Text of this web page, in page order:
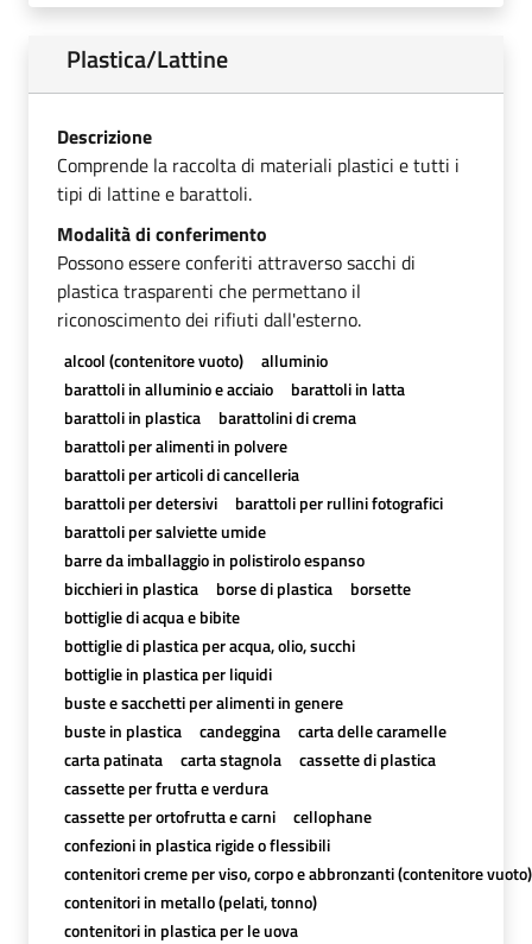
Plastica/Lattine
Descrizione
Comprende la raccolta di materiali plastici e tutti i
tipi di lattine e barattoli.
Modalità di conferimento
Possono essere conferiti attraverso sacchi di
plastica trasparenti che permettano il
riconoscimento dei rifiuti dall'esterno.
alcool (contenitore vuoto)
alluminio
barattoli in alluminio e acciaio
barattoli in latta
barattoli in plastica
barattolini di crema
barattoli per alimenti in polvere
barattoli per articoli di cancelleria
barattoli per detersivi
barattoli per rullini fotografici
barattoli per salviette umide
barre da imballaggio in polistirolo espanso
bicchieri in plastica
borse di plastica
borsette
bottiglie di acqua e bibite
bottiglie di plastica per acqua, olio, succhi
bottiglie in plastica per liquidi
buste e sacchetti per alimenti in genere
buste in plastica
candeggina
carta delle caramelle
carta patinata
carta stagnola
cassette di plastica
cassette per frutta e verdura
cassette per ortofrutta e carni
cellophane
confezioni in plastica rigide o flessibili
contenitori creme per viso, corpo e abbronzanti (contenitore vuoto)
contenitori in metallo (pelati, tonno)
contenitori in plastica per le uova